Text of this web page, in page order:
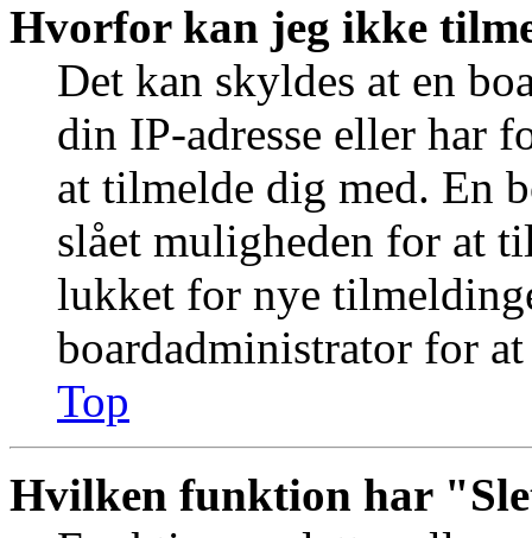
Hvorfor kan jeg ikke
Det kan skyldes at en
din IP-adresse eller har
at tilmelde dig med. En
slået muligheden for at
lukket for nye
boardadministrator for
Top
Hvilken funktion har